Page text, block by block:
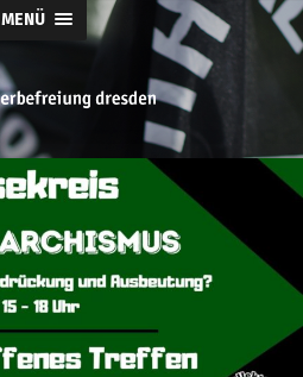
MENÜ
tierbefreiung
dresden